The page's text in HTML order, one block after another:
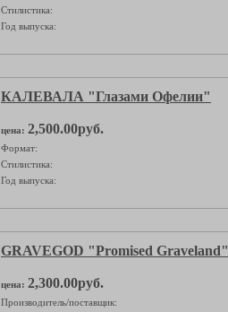
Стилистика:
Год выпуска:
КАЛЕВАЛА "Глазами Офелии"
цена: 2,500.00руб.
Формат:
Стилистика:
Год выпуска:
GRAVEGOD "Promised Graveland"
цена: 2,300.00руб.
Производитель/поставщик: